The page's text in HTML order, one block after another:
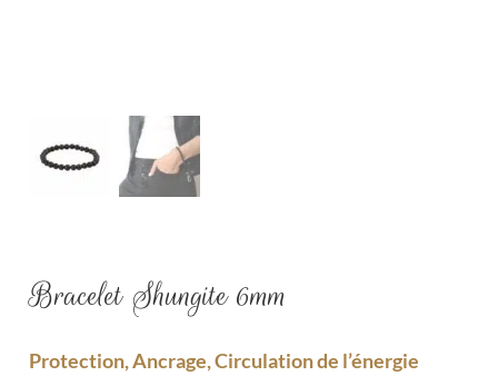
Bracelet Shungite 6mm
Protection, Ancrage, Circulation de l’énergie